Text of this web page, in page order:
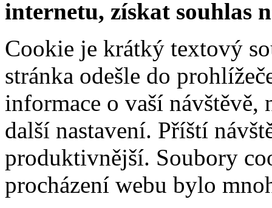
internetu, získat souhlas
Cookie je krátký textový
stránka odešle do
informace o vaší
další nastavení. Příští
produktivnější. Soubory
procházení webu bylo